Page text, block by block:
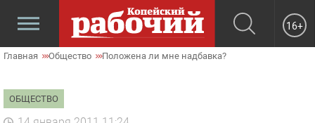
16+
Главная Общество Положена ли мне надбавка?
ОБЩЕСТВО